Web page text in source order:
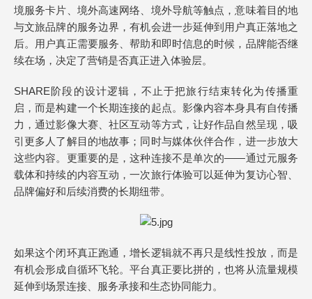
境服务卡片、境外高速网络、境外导航等触点，意味着目的地
与文旅品牌的服务边界，有机会进一步延伸到用户真正落地之
后。用户真正需要服务、帮助和即时信息的时候，品牌能否继
续在场，决定了营销是否真正进入体验层。
SHARE阶段的设计逻辑，不止于把旅行结束转化为传播重
启，而是构建一个长期连接的起点。影像内容本身具有自传播
力，通过影像大赛、社区互动等方式，让好作品自然呈现，吸
引更多人了解目的地故事；同时与媒体伙伴合作，进一步放大
这些内容。更重要的是，这种连接不是单次的——通过元服务
载体和持续的内容互动，一次旅行体验可以延伸为复访心智、
品牌偏好和后续消费的长期纽带。
如果这个闭环真正跑通，增长逻辑就不再只是线性投放，而是
有机会形成自循环飞轮。平台真正要比拼的，也将从流量规模
延伸到场景连接、服务承接和生态协同能力。